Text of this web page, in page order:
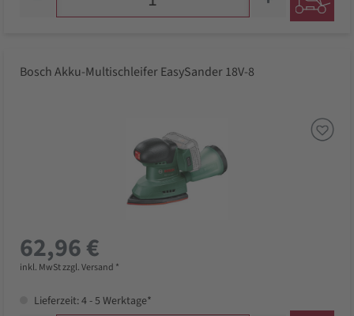
Bosch Akku-Multischleifer EasySander 18V-8
62,96 €
inkl. MwSt zzgl. Versand *
Lieferzeit: 4 - 5 Werktage*